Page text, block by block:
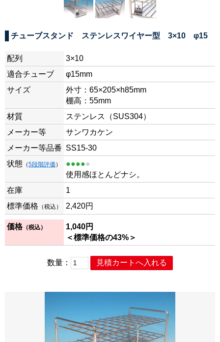
チューブスタンド ステンレスワイヤー型 3×10 φ15
配列
3×10
適合チューブ
φ15mm
サイズ
外寸：65×205×h85mm
棚高：55mm
材質
ステンレス（SUS304）
メーカー等
サンワカケン
メーカー等品番 SS15-30
状態 （5段階評価 ） ●●●●●
使用感ほとんどナシ。
在庫
1
標準価格 （税込） 2,420円
価格（税込） 1,040円
＜標準価格の43%＞
数量：